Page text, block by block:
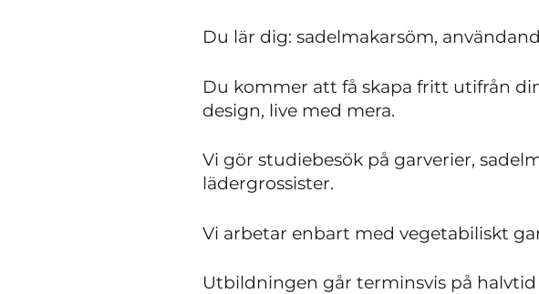
Du lär dig: sadelmakarsöm,
Du kommer att få skapa fritt utifrån
design, live med mera.
Vi gör studiebesök på garverier,
lädergrossister.
Vi arbetar enbart med vegetabiliskt
Utbildningen går terminsvis på